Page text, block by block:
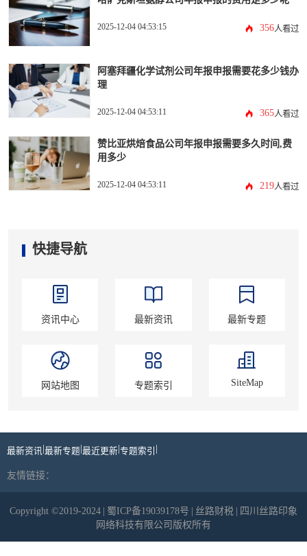
2025-12-04 04:53:15 356人看过
阿塞拜疆化学试剂公司年报申报需要花多少钱办
理
2025-12-04 04:53:11 365人看过
赞比亚烘焙食品公司年报申报需要多久时间,费
用多少
2025-12-04 04:53:11 219人看过
快捷导航
资讯中心 最新资讯 最新专题
网站地图 专题索引 SiteMap
最新资讯 最新专题 最近更新 专题索引
友情链接：
Copyright ©2019-2024 蜀ICP备19039178号 丝路财税
四川丝路印象
网络科技有限公司版权所有